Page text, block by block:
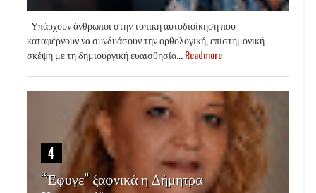
Υπάρχουν άνθρωποι στην τοπική αυτοδιοίκηση που
καταφέρνουν να συνδυάσουν την ορθολογική, επιστημονική
σκέψη με τη δημιουργική ευαισθησία...Readmore
4
“Έφυγε” ξαφνικά η Δήμητρα